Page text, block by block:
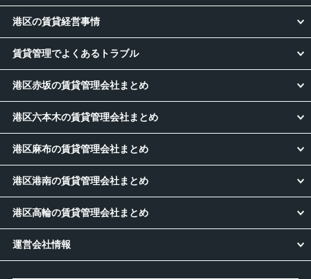
港区の賃貸経営事情
賃貸管理でよくあるトラブル
港区赤坂の賃貸管理会社まとめ
港区六本木の賃貸管理会社まとめ
港区麻布の賃貸管理会社まとめ
港区港南の賃貸管理会社まとめ
港区高輪の賃貸管理会社まとめ
運営会社情報